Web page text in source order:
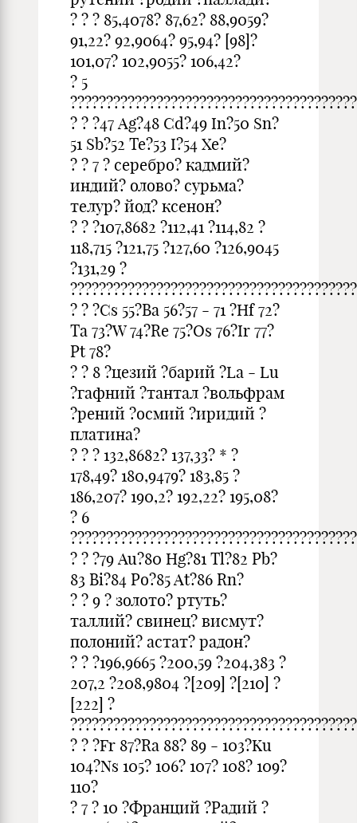
? ? ? 85,4078? 87,62? 88,9059?
91,22? 92,9064? 95,94? [98]?
101,07? 102,9055? 106,42?
? 5
? ? ?47 Ag?48 Cd?49 In?50 Sn?
51 Sb?52 Te?53 I?54 Xe?
? ? 7 ? серебро? кадмий?
индий? олово? сурьма?
телур? йод? ксенон?
? ? ?107,8682 ?112,41 ?114,82 ?
118,715 ?121,75 ?127,60 ?126,9045
?131,29 ?
? ? ?Cs 55?Ba 56?57 - 71 ?Hf 72?
Ta 73?W 74?Re 75?Os 76?Ir 77?
Pt 78?
? ? 8 ?цезий ?барий ?La - Lu
?гафний ?тантал ?вольфрам
?рений ?осмий ?иридий ?
платина?
? ? ? 132,8682? 137,33? * ?
178,49? 180,9479? 183,85 ?
186,207? 190,2? 192,22? 195,08?
? 6
? ? ?79 Au?80 Hg?81 Tl?82 Pb?
83 Bi?84 Po?85 At?86 Rn?
? ? 9 ? золото? ртуть?
таллий? свинец? висмут?
полоний? астат? радон?
? ? ?196,9665 ?200,59 ?204,383 ?
207,2 ?208,9804 ?[209] ?[210] ?
[222] ?
? ? ?Fr 87?Ra 88? 89 - 103?Ku
104?Ns 105? 106? 107? 108? 109?
110?
? 7 ? 10 ?Франций ?Радий ?